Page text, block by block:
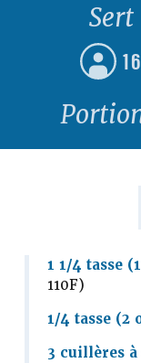
Sert
16
1 1/4 tasse
110F)
1/4 tasse (2
3 cuillères à